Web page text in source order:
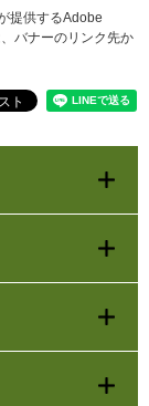
提供するAdobe
バナーのリンク先か